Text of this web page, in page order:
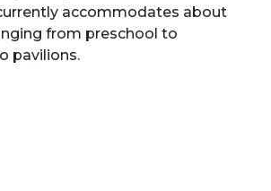
accommodates about
from preschool to
pavilions.